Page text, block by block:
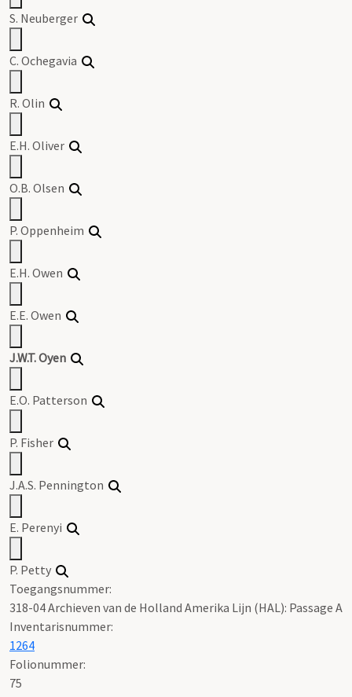
S. Neuberger
C. Ochegavia
R. Olin
E.H. Oliver
O.B. Olsen
P. Oppenheim
E.H. Owen
E.E. Owen
J.W.T. Oyen
E.O. Patterson
P. Fisher
J.A.S. Pennington
E. Perenyi
P. Petty
Toegangsnummer:
318-04 Archieven van de Holland Amerika Lijn (HAL): Passage A
Inventarisnummer:
1264
Folionummer:
75